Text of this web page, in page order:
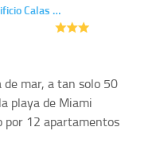
Calas …
mar, a tan solo 50
playa de Miami
por 12 apartamentos